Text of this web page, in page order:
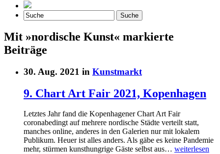
Mit »nordische Kunst« markierte
Beiträge
30. Aug. 2021 in Kunstmarkt
9. Chart Art Fair 2021, Kopenhagen
Letztes Jahr fand die Kopenhagener Chart Art Fair
coronabedingt auf mehrere nordische Städte verteilt statt,
manches online, anderes in den Galerien nur mit lokalem
Publikum. Heuer ist alles anders. Als gäbe es keine Pandemie
mehr, stürmen kunsthungrige Gäste selbst aus… weiterlesen